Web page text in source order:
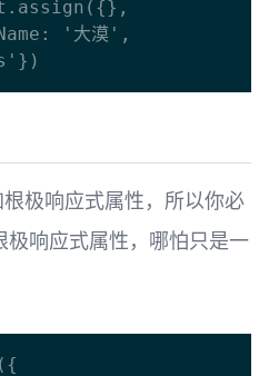
'大漠',
极响应式属性，所以你必
响应式属性，哪怕只是一